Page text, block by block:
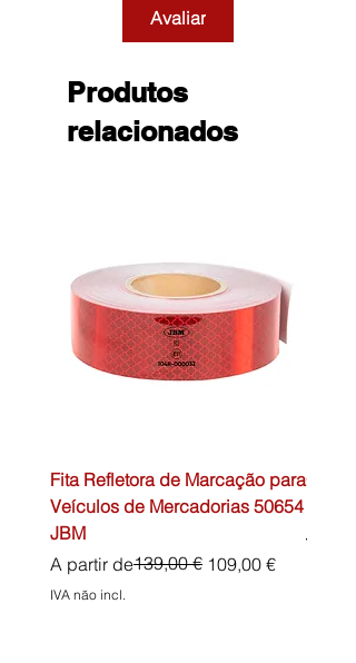
Avaliar
Produtos
relacionados
Fita Refletora de Marcação para
Veículos de Mercadorias 50654
JBM
A partir de
Preço normal139,00 € 109,00 €
Preço promocional
IVA não incl.
Preço
45,00 €